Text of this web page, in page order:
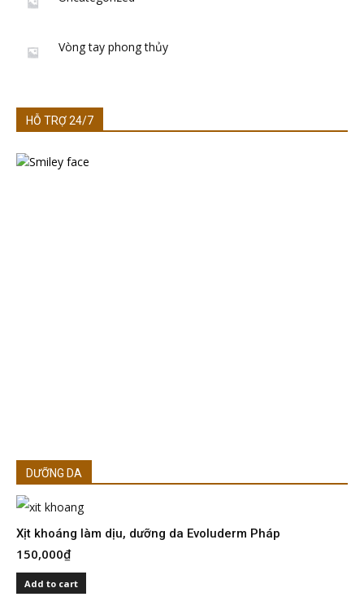
Vòng tay phong thủy
HỖ TRỢ 24/7
DƯỠNG DA
Xịt khoáng làm dịu, dưỡng da Evoluderm Pháp
150,000₫
Add to cart